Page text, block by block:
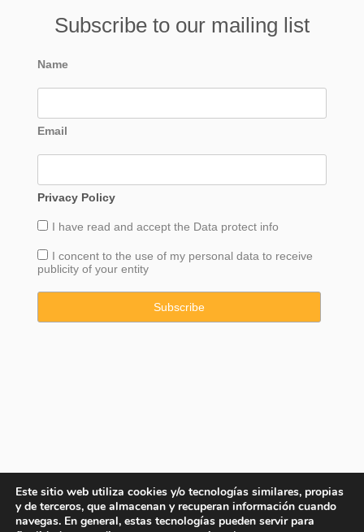
Subscribe to our mailing list
Name
Email
Privacy Policy
I have read and accept the Data protect info
I concent to the use of my personal data to receive
publicity of your entity
Este sitio web utiliza cookies y/o tecnologías similares, propias
y de terceros, que almacenan y recuperan información cuando
navegas. En general, estas tecnologías pueden servir para